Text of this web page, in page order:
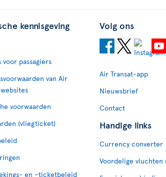
kennisgeving
voor passagiers
van Air
voorwaarden
(vliegticket)
en –ticketbeleid
Volg ons
Air Transat-app
Nieuwsbrief
Contact
Handige links
Currency converter
Voordelige vluchten